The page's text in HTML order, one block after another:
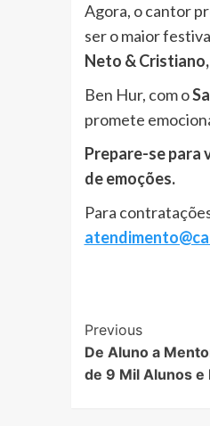
Agora, o cantor
ser o maior
Neto &
Ben Hur, com o
promete
Prepare-se para
de emoções.
Para
Post
Previous
De Aluno a
de 9 Mil Alunos e